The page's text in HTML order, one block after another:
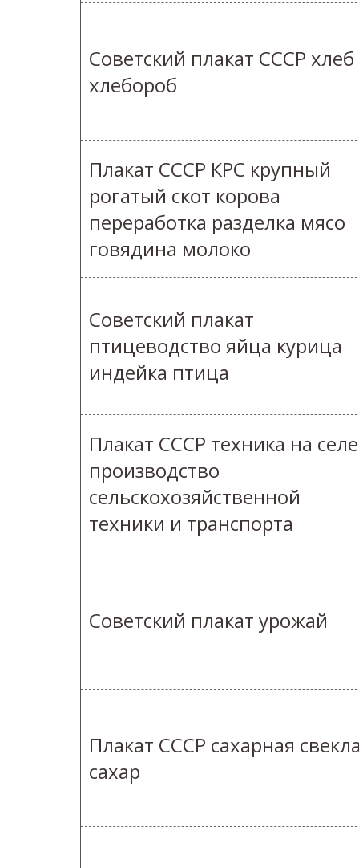
Советский плакат СССР хлеб
хлебороб
Плакат СССР КРС крупный
рогатый скот корова
переработка разделка мясо
говядина молоко
Советский плакат
птицеводство яйца курица
индейка птица
Плакат СССР техника на селе
производство
сельскохозяйственной
техники и транспорта
Советский плакат урожай
Плакат СССР сахарная
сахар